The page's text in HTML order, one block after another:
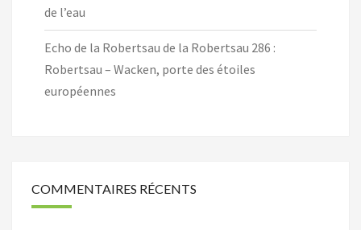
de l’eau
Echo de la Robertsau de la Robertsau 286 :
Robertsau – Wacken, porte des étoiles
européennes
COMMENTAIRES RÉCENTS